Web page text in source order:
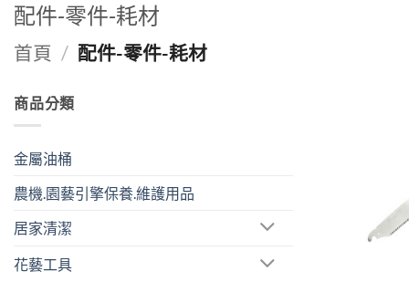
配件-零件-耗材
首頁 / 配件-零件-耗材
商品分類
金屬油桶
農機.園藝引擎保養.維護用品
居家清潔
花藝工具